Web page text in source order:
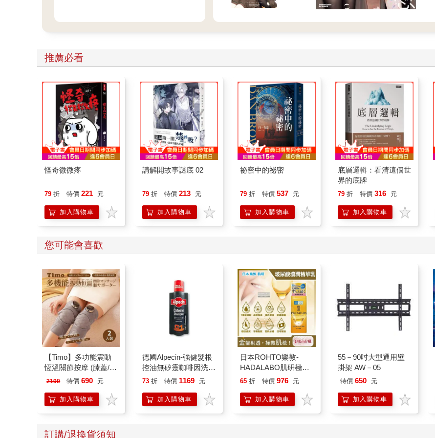
推薦必看
怪奇微微疼
79 折 特價 221 元
加入購物車
請解開故事謎底 02
79 折 特價 213 元
加入購物車
祕密中的祕密
79 折 特價 537 元
加入購物車
底層邏輯：看清這個世
界的底牌
79 折 特價 316 元
加入購物車
您可能會喜歡
【Timo】多功能震動
恆溫關節按摩 (膝蓋/
肩/手肘通用) 無線充電
膝熱敷【雙入組】
2190 特價 690 元
加入購物車
德國Alpecin-強健髮根
控油無矽靈咖啡因洗髮
凝露375ml/瓶-C1強健
調理頭皮洗髮液/0矽靈
滋潤洗頭髮水/一般髮
73 折 特價 1169 元
加入購物車
日本ROHTO樂敦-
HADALABO肌研極潤
金緻7重玻尿酸高效保
140ml/金瓶(Premium
臉部肌膚護理乳霜,素
65 折 特價 976 元
加入購物車
55－90吋大型通用壁
掛架 AW－05
特價 650 元
加入購物車
訂購/退換貨須知